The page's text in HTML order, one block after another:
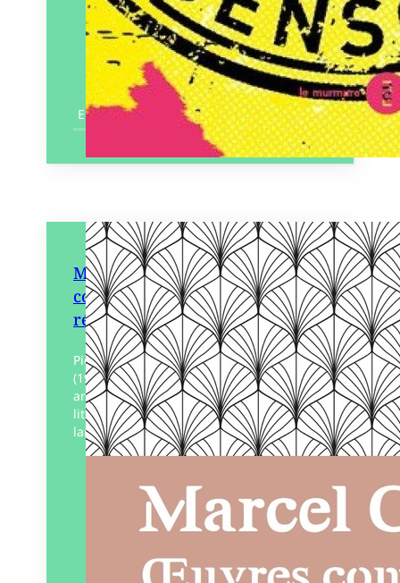
En savoir plus
Marcel Cabon Œuvres
complètes I Poésie, théâtre et
réflexions littéraires
Pionnier sur l’île Maurice, Marcel Cabon
(1912-1972) a nourri avec ferveur dès les
années 1930 un engagement politique,
littéraire et esthétique. Amoureux de la
langue française, gourmand d’écriture,…
Éditeur :
Atelier des
nomades
Paru le30/04/2024